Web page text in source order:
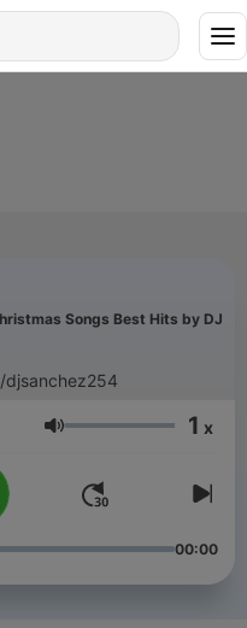
Songs Best Hits by DJ
djsanchez254
Ses 1 x
00:00